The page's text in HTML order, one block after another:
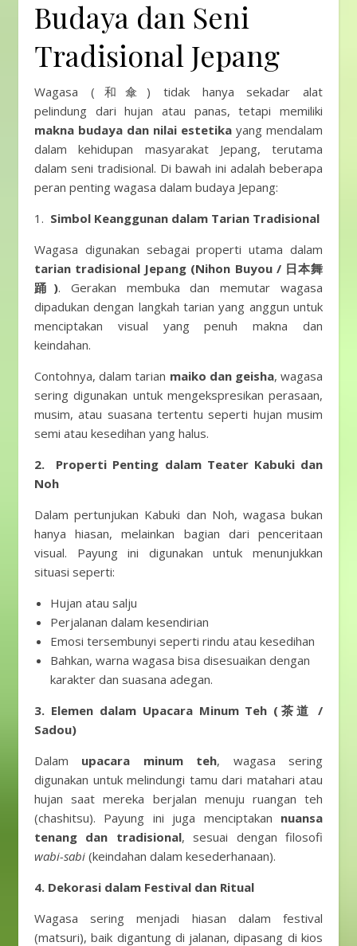
Budaya dan Seni
Tradisional Jepang
Wagasa (和傘) tidak hanya sekadar alat
pelindung dari hujan atau panas, tetapi memiliki
makna budaya dan nilai estetika yang mendalam
dalam kehidupan masyarakat Jepang, terutama
dalam seni tradisional. Di bawah ini adalah beberapa
peran penting wagasa dalam budaya Jepang:
1. Simbol Keanggunan dalam Tarian Tradisional
Wagasa digunakan sebagai properti utama dalam
tarian tradisional Jepang (Nihon Buyou / 日本舞
踊). Gerakan membuka dan memutar wagasa
dipadukan dengan langkah tarian yang anggun untuk
menciptakan visual yang penuh makna dan
keindahan.
Contohnya, dalam tarian maiko dan geisha, wagasa
sering digunakan untuk mengekspresikan perasaan,
musim, atau suasana tertentu seperti hujan musim
semi atau kesedihan yang halus.
2. Properti Penting dalam Teater Kabuki dan
Noh
Dalam pertunjukan Kabuki dan Noh, wagasa bukan
hanya hiasan, melainkan bagian dari penceritaan
visual. Payung ini digunakan untuk menunjukkan
situasi seperti:
Hujan atau salju
Perjalanan dalam kesendirian
Emosi tersembunyi seperti rindu atau kesedihan
Bahkan, warna wagasa bisa disesuaikan dengan
karakter dan suasana adegan.
3. Elemen dalam Upacara Minum Teh (茶道 /
Sadou)
Dalam upacara minum teh, wagasa sering
digunakan untuk melindungi tamu dari matahari atau
hujan saat mereka berjalan menuju ruangan teh
(chashitsu). Payung ini juga menciptakan nuansa
tenang dan tradisional, sesuai dengan filosofi
wabi-sabi (keindahan dalam kesederhanaan).
4. Dekorasi dalam Festival dan Ritual
Wagasa sering menjadi hiasan dalam festival
(matsuri), baik digantung di jalanan, dipasang di kios